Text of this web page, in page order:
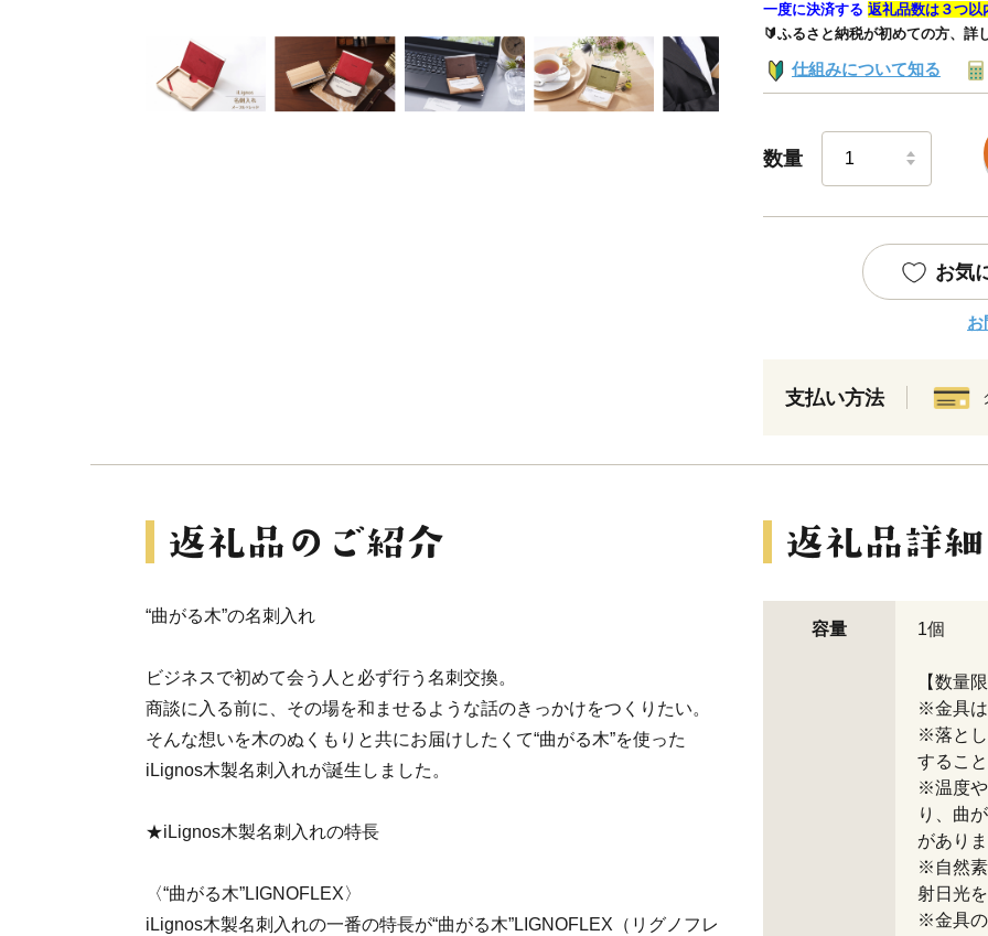
一度に決済する 返礼品数は３つ以
🔰ふるさと納税が初めての方、詳
仕組みについて知る
数量
お気
お
支払い方法
“曲がる木”の名刺入れ
ビジネスで初めて会う人と必ず行う名刺交換。
商談に入る前に、その場を和ませるような話のきっかけをつくりたい。
そんな想いを木のぬくもりと共にお届けしたくて“曲がる木”を使った
iLignos木製名刺入れが誕生しました。
★iLignos木製名刺入れの特長
〈“曲がる木”LIGNOFLEX〉
iLignos木製名刺入れの一番の特長が“曲がる木”LIGNOFLEX（リグノフレ
容量 1個
【数量
※金具は
※落とし
するこ
※温度や
り、曲
がありま
※自然素
射日光
※金具の